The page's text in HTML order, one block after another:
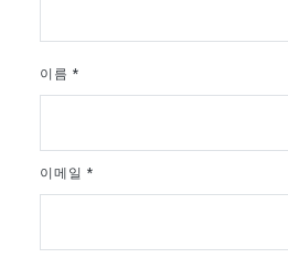
이름 *
이메일 *